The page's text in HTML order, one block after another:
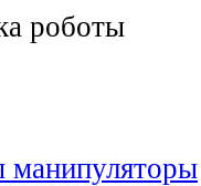
роботы